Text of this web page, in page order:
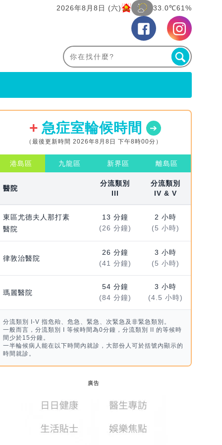
2026年8月8日 (六) 33.0℃61%
急症室輪候時間
（最後更新時間 2026年8月8日 下午8時00分）
港島區 九龍區 新界區 離島區
醫院
分流類別
III
分流類別
IV & V
東區尤德夫人那打素
醫院
13 分鐘
(26 分鐘)
2 小時
(5 小時)
律敦治醫院
26 分鐘
(41 分鐘)
3 小時
(5 小時)
瑪麗醫院
54 分鐘
(84 分鐘)
3 小時
(4.5 小時)
分流類別 I-V 指危殆、危急、緊急、次緊急及非緊急類別。
一般而言，分流類別 I 等候時間為0分鐘，分流類別 II 的等候時
間少於15分鐘。
一半輪候病人能在以下時間內就診，大部份人可於括號內顯示的
時間就診。
廣告